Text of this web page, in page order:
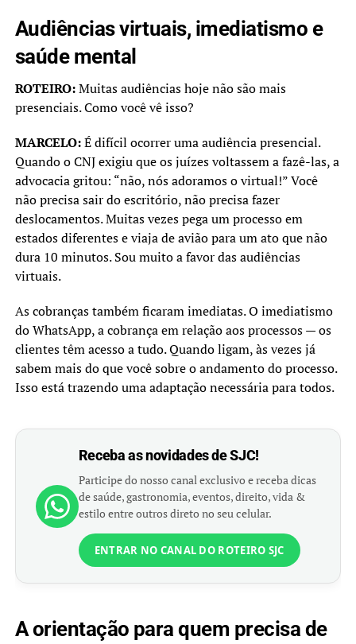
Audiências virtuais, imediatismo e
saúde mental
ROTEIRO:Muitas audiências hoje não são mais
presenciais. Como você vê isso?
MARCELO:É difícil ocorrer uma audiência presencial.
Quando o CNJ exigiu que os juízes voltassem a fazê-las, a
advocacia gritou: “não, nós adoramos o virtual!” Você
não precisa sair do escritório, não precisa fazer
deslocamentos. Muitas vezes pega um processo em
estados diferentes e viaja de avião para um ato que não
dura 10 minutos. Sou muito a favor das audiências
virtuais.
As cobranças também ficaram imediatas. O imediatismo
do WhatsApp, a cobrança em relação aos processos — os
clientes têm acesso a tudo. Quando ligam, às vezes já
sabem mais do que você sobre o andamento do processo.
Isso está trazendo uma adaptação necessária para todos.
Receba as novidades de SJC!
Participe do nosso canal exclusivo e receba dicas
de saúde, gastronomia, eventos, direito, vida &
estilo entre outros direto no seu celular.
ENTRAR NO CANAL DO ROTEIRO SJC
A orientação para quem precisa de